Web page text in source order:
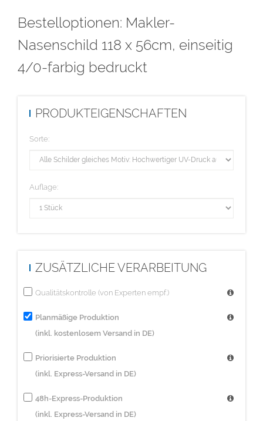
Weitere Infos:
- Stegverstärkung im Materialkern, biegestabil
- Wind- und wetterfest, lichtecht
Bestelloptionen: Makler-
Nasenschild 118 x 56cm, einseitig
4/0-farbig bedruckt
PRODUKTEIGENSCHAFTEN
Sorte:
Auflage:
ZUSÄTZLICHE VERARBEITUNG
Qualitätskontrolle (von Experten empf.)
Planmäßige Produktion
(inkl. kostenlosem Versand in DE)
Priorisierte Produktion
(inkl. Express-Versand in DE)
48h-Express-Produktion
(inkl. Express-Versand in DE)